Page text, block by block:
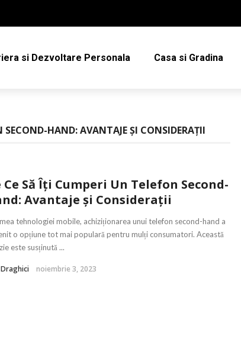
si Dezvoltare Personala Casa si Gradina
SECOND-HAND: AVANTAJE ȘI CONSIDERAȚII
Ce Să Îți Cumperi Un Telefon Second-
Avantaje și Considerații
tehnologiei mobile, achiziționarea unui telefon second-hand a
o opțiune tot mai populară pentru mulți consumatori. Această
este susținută ...
noiembrie 3, 2023